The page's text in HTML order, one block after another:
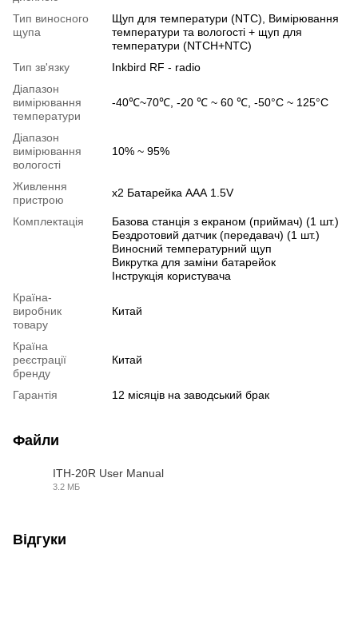
Тип виносного
щупа
Щуп для температури (NTC), Вимірювання
температури та вологості + щуп для
температури (NTCH+NTC)
Тип зв'язку
Inkbird RF - radio
Діапазон
вимірювання
температури
-40℃~70℃, -20 ℃ ~ 60 ℃, -50°C ~ 125°C
Діапазон
вимірювання
вологості
10% ~ 95%
Живлення
пристрою
x2 Батарейка ААА 1.5V
Комплектація
Базова станція з екраном (приймач) (1 шт.)
Бездротовий датчик (передавач) (1 шт.)
Виносний температурний щуп
Викрутка для заміни батарейок
Інструкція користувача
Країна-
виробник
товару
Китай
Країна
реєстрації
бренду
Китай
Гарантія 12 місяців на заводський брак
Файли
ITH-20R User Manual
3.2 МБ
Відгуки